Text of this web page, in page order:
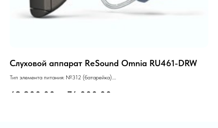
Слуховой аппарат ReSound Omnia RU461-DRW
Тип элемента питания: №312 (батарейка).
69 900.00 76 000.00